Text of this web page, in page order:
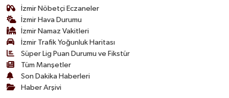
İzmir Nöbetçi Eczaneler
İzmir Hava Durumu
İzmir Namaz Vakitleri
İzmir Trafik Yoğunluk Haritası
Süper Lig Puan Durumu ve Fikstür
Tüm Manşetler
Son Dakika Haberleri
Haber Arşivi